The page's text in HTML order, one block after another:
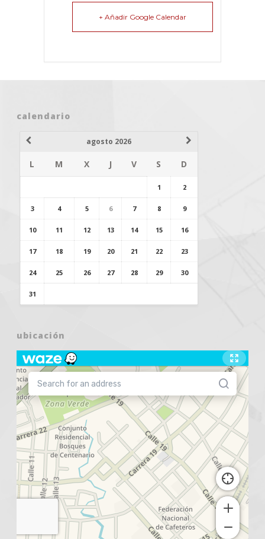
+ Añadir Google Calendar
calendario
agosto 2026
L M X J V S D
1 2
3 4 5 6 7 8 9
10 11 12 13 14 15 16
17 18 19 20 21 22 23
24 25 26 27 28 29 30
31
ubicación